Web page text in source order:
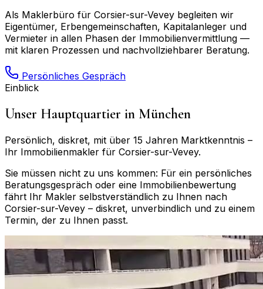
Als Maklerbüro für Corsier-sur-Vevey begleiten wir
Eigentümer, Erbengemeinschaften, Kapitalanleger und
Vermieter in allen Phasen der Immobilienvermittlung —
mit klaren Prozessen und nachvollziehbarer Beratung.
Persönliches Gespräch
Einblick
Unser Hauptquartier in München
Persönlich, diskret, mit über 15 Jahren Marktkenntnis –
Ihr Immobilienmakler für Corsier-sur-Vevey.
Sie müssen nicht zu uns kommen: Für ein persönliches
Beratungsgespräch oder eine Immobilienbewertung
fährt Ihr Makler selbstverständlich zu Ihnen nach
Corsier-sur-Vevey – diskret, unverbindlich und zu einem
Termin, der zu Ihnen passt.